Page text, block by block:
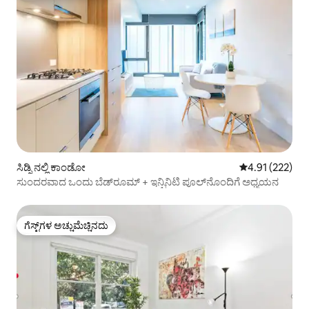
ಸಿಡ್ನಿ ನಲ್ಲಿ ಕಾಂಡೋ 5 ರಲ್ಲಿ 4.91
4.91 (222)
ಸುಂದರವಾದ ಒಂದು ಬೆಡ್‌ರೂಮ್ + ಇನ್ಫಿನಿಟಿ ಪೂಲ್‌ನೊಂದಿಗೆ ಅಧ್ಯಯನ
ಗೆಸ್ಟ್‌ಗಳ ಅಚ್ಚುಮೆಚ್ಚಿನದು
ಗೆಸ್ಟ್‌ಗಳ ಅಚ್ಚುಮೆಚ್ಚಿನದು